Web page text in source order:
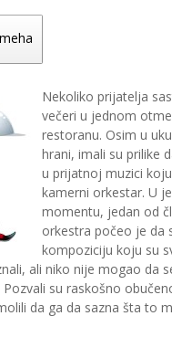
Nekoliko prijatelja
večeri u jednom
restoranu. Osim u
hrani, imali su prilike
u prijatnoj muzici
kamerni orkestar. U
momentu, jedan od
orkestra počeo je da
kompoziciju koju su
ali niko nije mogao da
su raskošno
da ga da sazna šta to